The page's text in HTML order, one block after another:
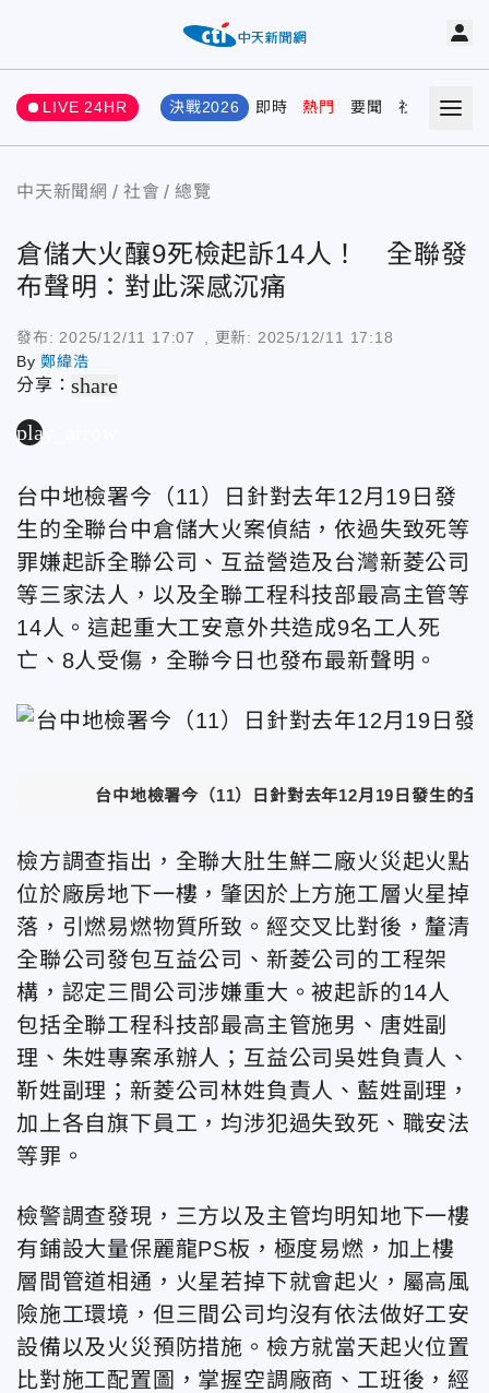
LIVE 24HR 決戰2026 即時 熱門 要聞 社會 娛樂
中天新聞網 社會 總覽
倉儲大火釀9死檢起訴14人！ 全聯發
布聲明：對此深感沉痛
發布: 2025/12/11 17:07 , 更新: 2025/12/11 17:18
By鄭緯浩
分享：share
play_arrow
台中地檢署今（11）日針對去年12月19日發
生的全聯台中倉儲大火案偵結，依過失致死等
罪嫌起訴全聯公司、互益營造及台灣新菱公司
等三家法人，以及全聯工程科技部最高主管等
14人。這起重大工安意外共造成9名工人死
亡、8人受傷，全聯今日也發布最新聲明。
台中地檢署今（11）日針對去年12月19日發生的
檢方調查指出，全聯大肚生鮮二廠火災起火點
位於廠房地下一樓，肇因於上方施工層火星掉
落，引燃易燃物質所致。經交叉比對後，釐清
全聯公司發包互益公司、新菱公司的工程架
構，認定三間公司涉嫌重大。被起訴的14人
包括全聯工程科技部最高主管施男、唐姓副
理、朱姓專案承辦人；互益公司吳姓負責人、
靳姓副理；新菱公司林姓負責人、藍姓副理，
加上各自旗下員工，均涉犯過失致死、職安法
等罪。
檢警調查發現，三方以及主管均明知地下一樓
有鋪設大量保麗龍PS板，極度易燃，加上樓
層間管道相通，火星若掉下就會起火，屬高風
險施工環境，但三間公司均沒有依法做好工安
設備以及火災預防措施。檢方就當天起火位置
比對施工配置圖，掌握空調廠商、工班後，經